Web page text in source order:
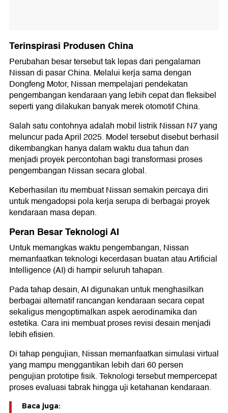
Terinspirasi Produsen China
Perubahan besar tersebut tak lepas dari pengalaman
Nissan di pasar China. Melalui kerja sama dengan
Dongfeng Motor, Nissan mempelajari pendekatan
pengembangan kendaraan yang lebih cepat dan fleksibel
seperti yang dilakukan banyak merek otomotif China.
Salah satu contohnya adalah mobil listrik Nissan N7 yang
meluncur pada April 2025. Model tersebut disebut berhasil
dikembangkan hanya dalam waktu dua tahun dan
menjadi proyek percontohan bagi transformasi proses
pengembangan Nissan secara global.
Keberhasilan itu membuat Nissan semakin percaya diri
untuk mengadopsi pola kerja serupa di berbagai proyek
kendaraan masa depan.
Peran Besar Teknologi AI
Untuk memangkas waktu pengembangan, Nissan
memanfaatkan teknologi kecerdasan buatan atau Artificial
Intelligence (AI) di hampir seluruh tahapan.
Pada tahap desain, AI digunakan untuk menghasilkan
berbagai alternatif rancangan kendaraan secara cepat
sekaligus mengoptimalkan aspek aerodinamika dan
estetika. Cara ini membuat proses revisi desain menjadi
lebih efisien.
Di tahap pengujian, Nissan memanfaatkan simulasi virtual
yang mampu menggantikan lebih dari 60 persen
pengujian prototipe fisik. Teknologi tersebut mempercepat
proses evaluasi tabrak hingga uji ketahanan kendaraan.
Baca juga: